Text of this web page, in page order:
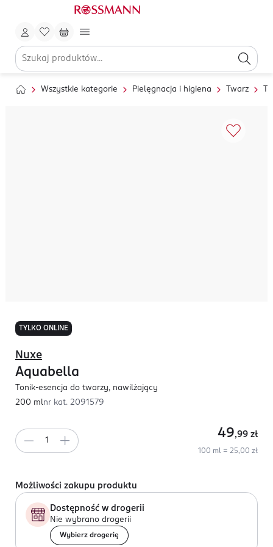
Wszystkie kategorie Pielęgnacja i higiena Twarz
TYLKO ONLINE
Nuxe
Aquabella
Tonik-esencja do twarzy, nawilżający
200 mlnr kat. 2091579
49,99 zł
100 ml = 25,00 zł
Możliwości zakupu produktu
Dostępność w drogerii
Nie wybrano drogerii
Wybierz drogerię